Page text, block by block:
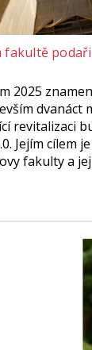
fakultě
2025
dvanáct
revitalizaci
Jejím cílem
fakulty a